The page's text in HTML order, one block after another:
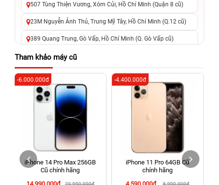
507 Tùng Thiện Vương, Xóm Củi, Hồ Chí Minh (Quận 8 cũ)
23M Nguyễn Ảnh Thủ, Trung Mỹ Tây, Hồ Chí Minh (Q.12 cũ)
389 Quang Trung, Gò Vấp, Hồ Chí Minh (Q. Gò Vấp cũ)
625 - 625A Âu Cơ, Tân Phú, Hồ Chí Minh (Quận Tân Phú cũ)
326 Lê Văn Việt, Tăng Nhơn Phú, Hồ Chí Minh (Q.9 TP. Thủ
Đức cũ)
256 Võ Văn Ngân, Thủ Đức, Hồ Chí Minh (Bình Thọ, TP. Thủ
70 Nguyễn An Ninh, Dĩ An, Hồ Chí Minh (Bình Dương Cũ)
24h Vũng Tàu: 162A Ba Cu, Vũng Tàu, Hồ Chí Minh (TP. Vũng
Tàu cũ)
198 Hoàng Văn Thụ, Tân Sơn Nhất, Hồ Chí Minh (Tân Bình
Tham khảo máy cũ
iPhone 14 Pro Max 256GB
Cũ chính hãng
20.990.000đ
-6.000.000đ
iPhone 11 Pro 64GB Cũ
chính hãng
8.990.000đ
-4.400.000đ